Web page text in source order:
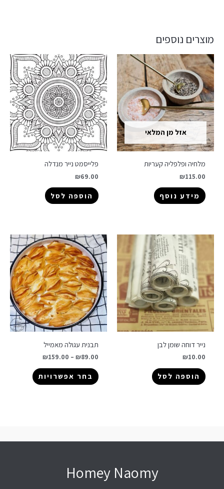
מוצרים נוספים
אזל מן המלאי
מלחיה ופלפליה קעריות
₪115.00
מידע נוסף
פלייסמט נייר מנדלה
₪69.00
הוספה לסל
נייר דוחה שומן לבן
₪10.00
הוספה לסל
תבנית עגולה מאמייל
₪89.00
–
₪159.00
בחר אפשרויות
Homey Naomy